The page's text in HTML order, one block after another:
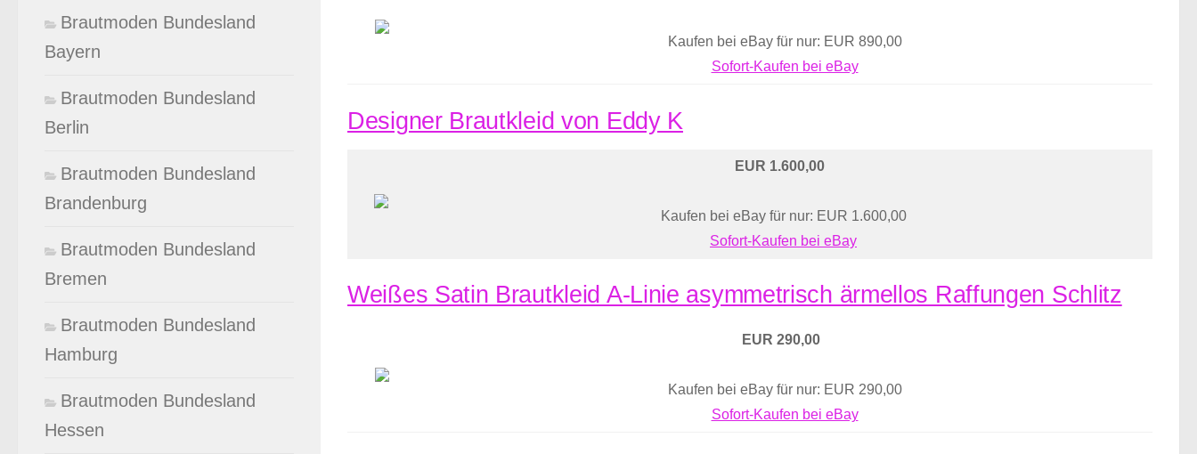
Kaufen bei eBay für nur: EUR 890,00
Sofort-Kaufen bei eBay
Designer Brautkleid von Eddy K
EUR 1.600,00
Kaufen bei eBay für nur: EUR 1.600,00
Sofort-Kaufen bei eBay
Weißes Satin Brautkleid A-Linie asymmetrisch ärmellos Raffungen Schlitz
EUR 290,00
Kaufen bei eBay für nur: EUR 290,00
Sofort-Kaufen bei eBay
Brautmoden Bundesland
Bayern
Brautmoden Bundesland
Berlin
Brautmoden Bundesland
Brandenburg
Brautmoden Bundesland
Bremen
Brautmoden Bundesland
Hamburg
Brautmoden Bundesland
Hessen